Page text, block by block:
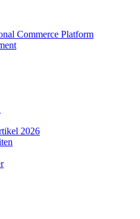
Commerce Platform
2026